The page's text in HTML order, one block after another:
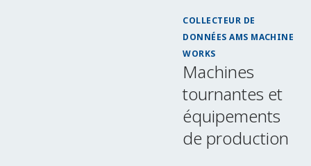
COLLECTEUR DE
DONNÉES AMS MACHINE
WORKS
Machines
tournantes et
équipements
de production